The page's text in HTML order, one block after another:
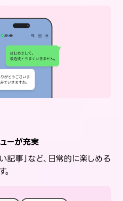
ーが充実
記事」など、日常的に楽しめる